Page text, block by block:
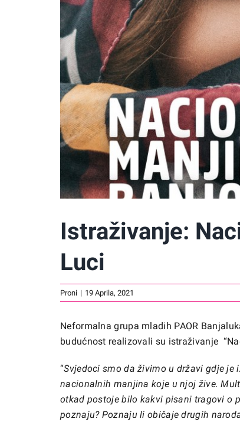
Istraživanje:
Luci
Proni | 19 Aprila, 2021
Neformalna grupa mladih PAOR
budućnost realizovali su istraživanje
“Svjedoci smo da živimo u državi gdje
nacionalnih manjina koje u njoj žive.
otkad postoje bilo kakvi pisani tragovi o
poznaju? Poznaju li običaje drugih